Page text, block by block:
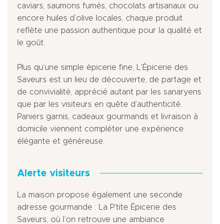
caviars, saumons fumés, chocolats artisanaux ou
encore huiles d’olive locales, chaque produit
reflète une passion authentique pour la qualité et
le goût.
Plus qu’une simple épicerie fine, L’Épicerie des
Saveurs est un lieu de découverte, de partage et
de convivialité, apprécié autant par les sanaryens
que par les visiteurs en quête d’authenticité.
Paniers garnis, cadeaux gourmands et livraison à
domicile viennent compléter une expérience
élégante et généreuse.
Alerte visiteurs
La maison propose également une seconde
adresse gourmande : La P’tite Épicerie des
Saveurs, où l’on retrouve une ambiance